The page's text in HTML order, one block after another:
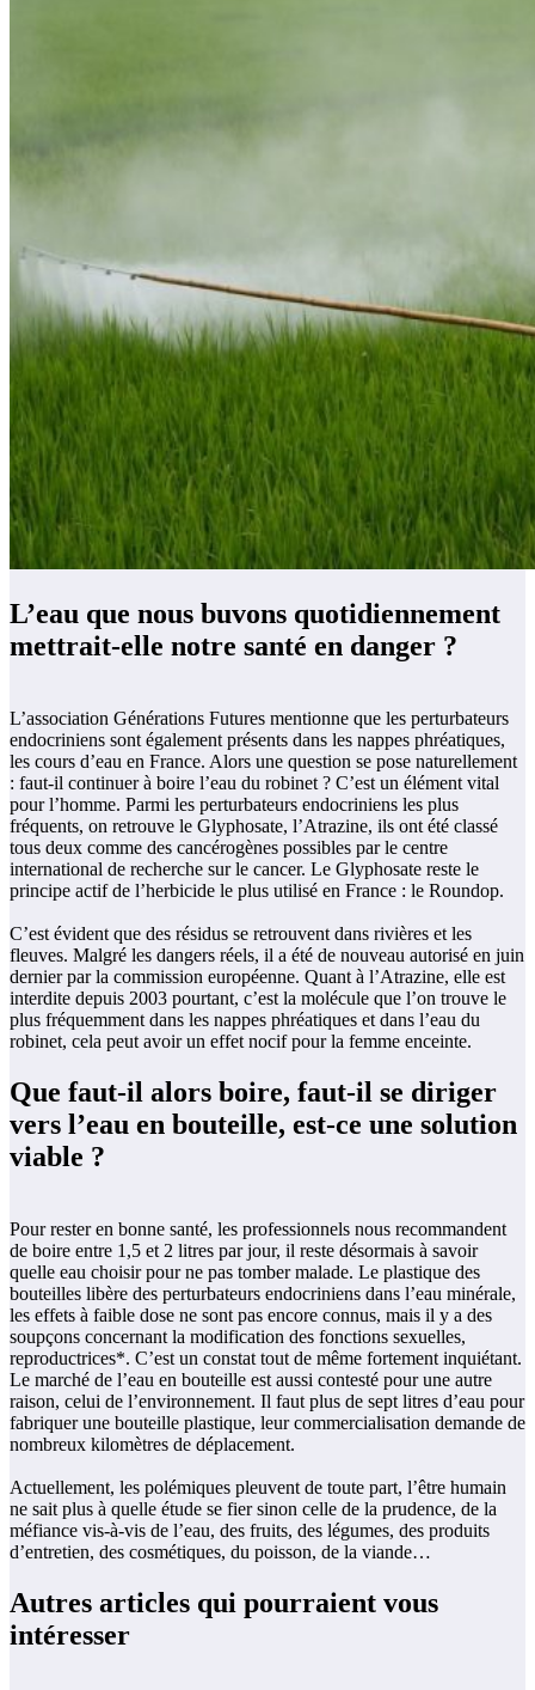
L’eau que nous buvons quotidiennement
mettrait-elle notre santé en danger ?
L’association Générations Futures mentionne que les perturbateurs
endocriniens sont également présents dans les nappes phréatiques,
les cours d’eau en France. Alors une question se pose naturellement
: faut-il continuer à boire l’eau du robinet ? C’est un élément vital
pour l’homme. Parmi les perturbateurs endocriniens les plus
fréquents, on retrouve le Glyphosate, l’Atrazine, ils ont été classé
tous deux comme des cancérogènes possibles par le centre
international de recherche sur le cancer. Le Glyphosate reste le
principe actif de l’herbicide le plus utilisé en France : le Roundop.
C’est évident que des résidus se retrouvent dans rivières et les
fleuves. Malgré les dangers réels, il a été de nouveau autorisé en juin
dernier par la commission européenne. Quant à l’Atrazine, elle est
interdite depuis 2003 pourtant, c’est la molécule que l’on trouve le
plus fréquemment dans les nappes phréatiques et dans l’eau du
robinet, cela peut avoir un effet nocif pour la femme enceinte.
Que faut-il alors boire, faut-il se diriger
vers l’eau en bouteille, est-ce une solution
viable ?
Pour rester en bonne santé, les professionnels nous recommandent
de boire entre 1,5 et 2 litres par jour, il reste désormais à savoir
quelle eau choisir pour ne pas tomber malade. Le plastique des
bouteilles libère des perturbateurs endocriniens dans l’eau minérale,
les effets à faible dose ne sont pas encore connus, mais il y a des
soupçons concernant la modification des fonctions sexuelles,
reproductrices*. C’est un constat tout de même fortement inquiétant.
Le marché de l’eau en bouteille est aussi contesté pour une autre
raison, celui de l’environnement. Il faut plus de sept litres d’eau pour
fabriquer une bouteille plastique, leur commercialisation demande de
nombreux kilomètres de déplacement.
Actuellement, les polémiques pleuvent de toute part, l’être humain
ne sait plus à quelle étude se fier sinon celle de la prudence, de la
méfiance vis-à-vis de l’eau, des fruits, des légumes, des produits
d’entretien, des cosmétiques, du poisson, de la viande…
Autres articles qui pourraient vous
intéresser